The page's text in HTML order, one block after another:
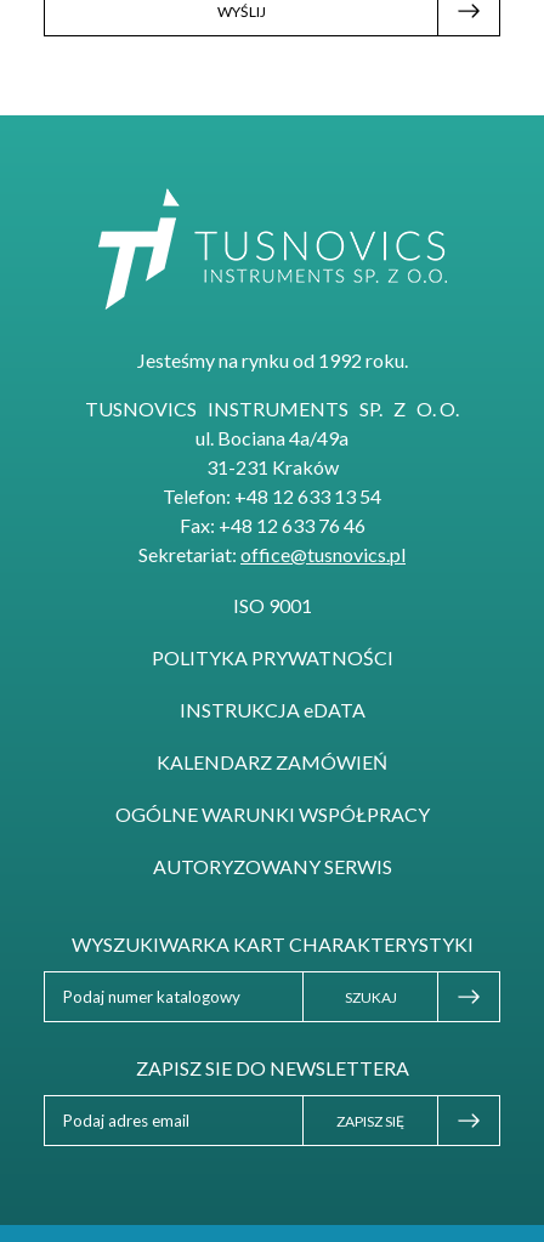
WYŚLIJ
Jesteśmy na rynku od 1992 roku.
TUSNOVICS INSTRUMENTS SP. Z O. O.
ul. Bociana 4a/49a
31-231 Kraków
Telefon: +48 12 633 13 54
Fax: +48 12 633 76 46
Sekretariat: office@tusnovics.pl
ISO 9001
POLITYKA PRYWATNOŚCI
INSTRUKCJA eDATA
KALENDARZ ZAMÓWIEŃ
OGÓLNE WARUNKI WSPÓŁPRACY
AUTORYZOWANY SERWIS
WYSZUKIWARKA KART CHARAKTERYSTYKI
SZUKAJ
ZAPISZ SIE DO NEWSLETTERA
ZAPISZ SIĘ